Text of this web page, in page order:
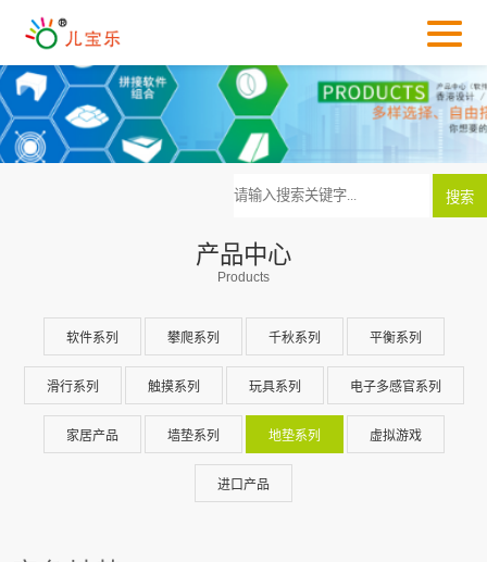
产品中心
Products
软件系列 攀爬系列 千秋系列 平衡系列
滑行系列 触摸系列 玩具系列 电子多感官系列
家居产品 墙垫系列 地垫系列 虚拟游戏
进口产品